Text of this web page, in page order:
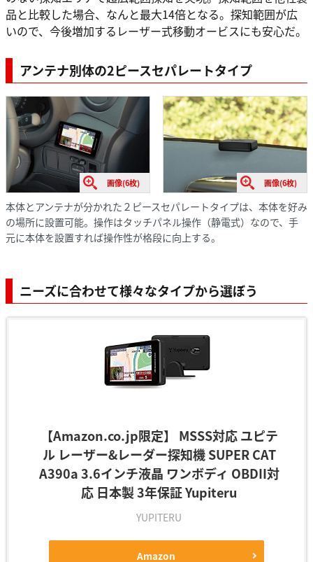
品と比較した場合、なんと最大14倍となる。探知範囲が広
いので、今後増加するレーザー式移動オービスにも安心だ。
アンテナ別体の2ピースセパレートタイプ
画像(6枚) 画像(6枚)
本体とアンテナが分かれた２ピースセパレートタイプは、本体を好み
の場所に設置可能。操作はタッチパネル操作（静電式）なので、手
元に本体を設置すれば操作性が格段に向上する。
ニーズに合わせて様々なタイプから選ぼう
【Amazon.co.jp限定】 MSSS対応 ユピテ
ル レーザー&レーダー探知機 SUPER CAT
A390a 3.6インチ液晶 ワンボディ OBDII対
応 日本製 3年保証 Yupiteru
YUPITERU
Amazon